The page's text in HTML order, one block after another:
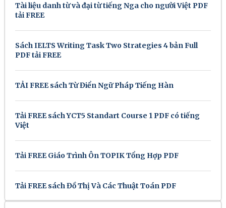
Tài liệu danh từ và đại từ tiếng Nga cho người Việt PDF
tải FREE
Sách IELTS Writing Task Two Strategies 4 bản Full
PDF tải FREE
TẢI FREE sách Từ Điển Ngữ Pháp Tiếng Hàn
Tải FREE sách YCT5 Standart Course 1 PDF có tiếng
Việt
Tải FREE Giáo Trình Ôn TOPIK Tổng Hợp PDF
Tải FREE sách Đồ Thị Và Các Thuật Toán PDF